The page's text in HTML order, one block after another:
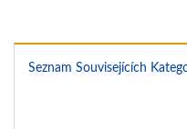
Seznam Souvisejících